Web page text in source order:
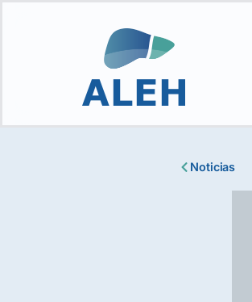
Noticias